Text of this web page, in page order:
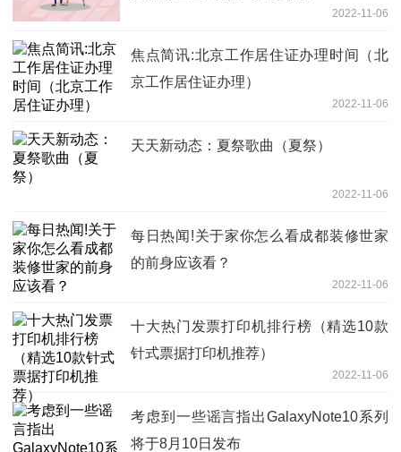
2022-11-06
焦点简讯:北京工作居住证办理时间（北
京工作居住证办理）
2022-11-06
天天新动态：夏祭歌曲（夏祭）
2022-11-06
每日热闻!关于家你怎么看成都装修世家
的前身应该看？
2022-11-06
十大热门发票打印机排行榜（精选10款
针式票据打印机推荐）
2022-11-06
考虑到一些谣言指出GalaxyNote10系列
将于8月10日发布